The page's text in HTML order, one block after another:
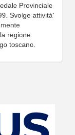
Provinciale
Svolge attività'
regione
toscano.